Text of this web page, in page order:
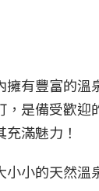
有豐富的
是備受歡
滿魅力！
小的天然